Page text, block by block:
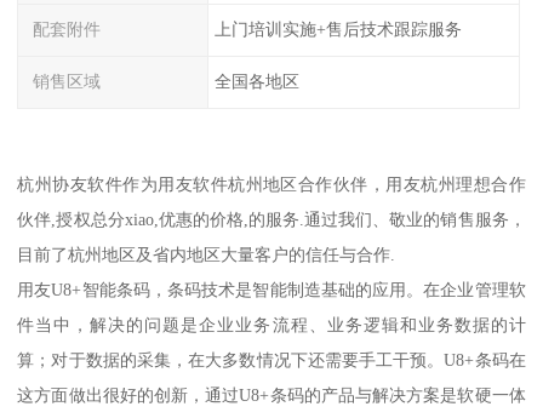
配套附件 上门培训实施+售后技术跟踪服务
销售区域 全国各地区
杭州协友软件作为用友软件杭州地区合作伙伴，用友杭州理想合作
伙伴,授权总分xiao,优惠的价格,的服务.通过我们、敬业的销售服务，
目前了杭州地区及省内地区大量客户的信任与合作.
用友U8+智能条码，条码技术是智能制造基础的应用。在企业管理软
件当中，解决的问题是企业业务流程、业务逻辑和业务数据的计
算；对于数据的采集，在大多数情况下还需要手工干预。U8+条码在
这方面做出很好的创新，通过U8+条码的产品与解决方案是软硬一体